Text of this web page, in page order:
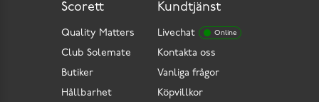
Kundtjänst
Livechat Online
Kontakta oss
Vanliga frågor
Köpvillkor
Scorett
Quality Matters
Club Solemate
Butiker
Hållbarhet